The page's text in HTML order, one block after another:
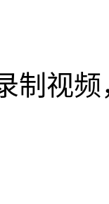
视频